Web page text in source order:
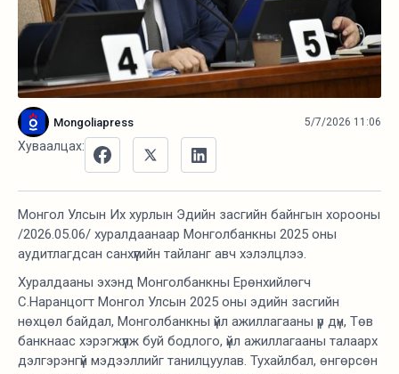
Mongoliapress 5/7/2026 11:06
Хуваалцах:
Монгол Улсын Их хурлын Эдийн засгийн байнгын хорооны
/2026.05.06/ хуралдаанаар Монголбанкны 2025 оны
аудитлагдсан санхүүгийн тайланг авч хэлэлцлээ.
Хуралдааны эхэнд Монголбанкны Ерөнхийлөгч
С.Наранцогт Монгол Улсын 2025 оны эдийн засгийн
нөхцөл байдал, Монголбанкны үйл ажиллагааны үр дүн, Төв
банкнаас хэрэгжүүлж буй бодлого, үйл ажиллагааны талаарх
дэлгэрэнгүй мэдээллийг танилцуулав. Тухайлбал, өнгөрсөн